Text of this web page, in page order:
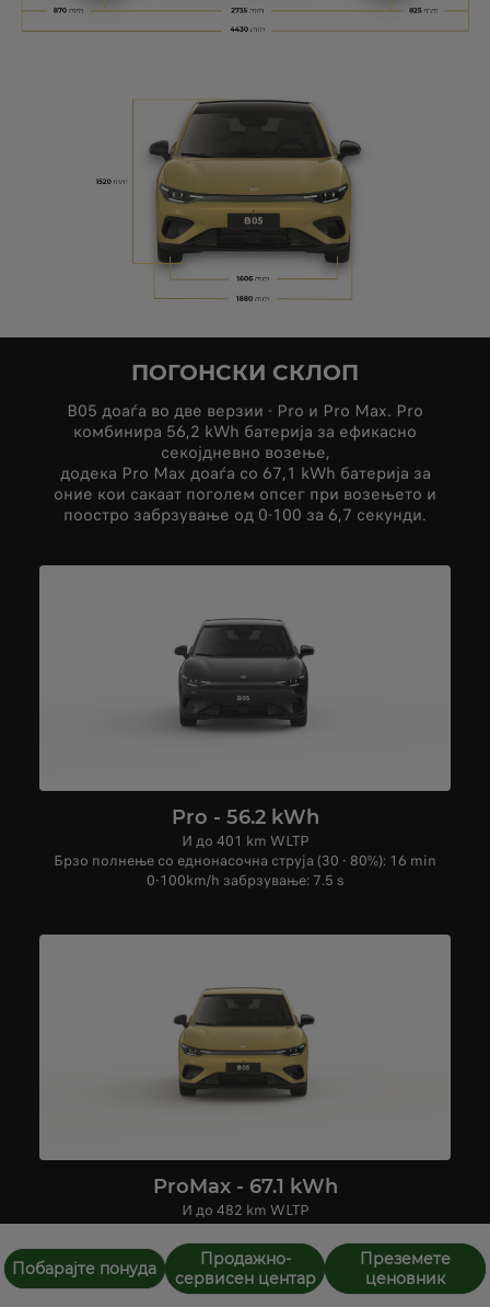
Побарајте понуда
Продажно-
сервисен центар
Преземете
ценовник
ПОГОНСКИ СКЛОП
B05 доаѓа во две верзии - Pro и Pro Max. Pro
комбинира 56,2 kWh батерија за ефикасно
секојдневно возење,
додека Pro Max доаѓа со 67,1 kWh батерија за
оние кои сакаат поголем опсег при возењето и
поостро забрзување од 0-100 за 6,7 секунди.
Pro - 56.2 kWh
И до 401 km WLTP
Брзо полнење со еднонасочна струја (30 - 80%): 16 min
0-100km/h забрзување: 7.5 s
ProMax - 67.1 kWh
И до 482 km WLTP
Брзо полнење со еднонасочна струја (30 - 80%): 18 min
0-100km/h забрзување: 6.7 s